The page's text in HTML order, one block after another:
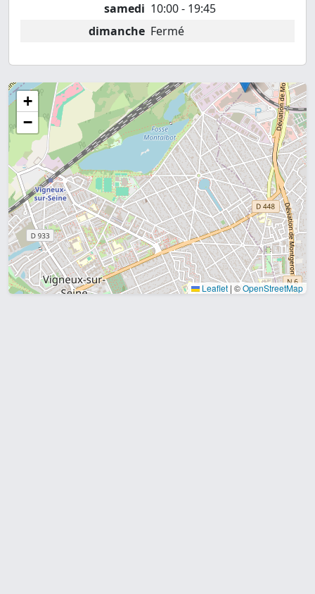
samedi 10:00 - 19:45
dimanche Fermé
+
−
Leaflet | ©OpenStreetMap